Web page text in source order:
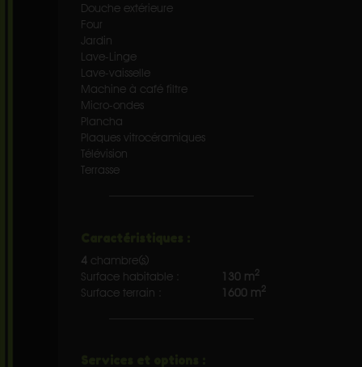
Douche extérieure
Four
Jardin
Lave-Linge
Lave-vaisselle
Machine à café filtre
Micro-ondes
Plancha
Plaques vitrocéramiques
Télévision
Terrasse
4chambre(s)
Surface habitable :
130 m2
Surface terrain : 1600 m2